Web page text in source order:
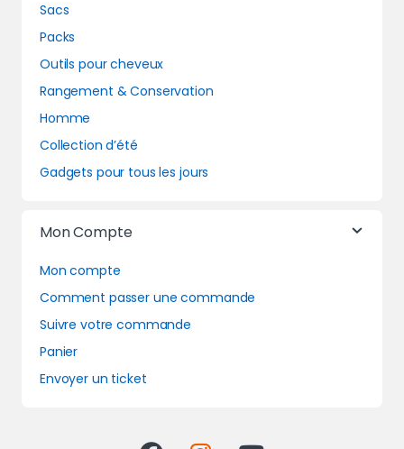
Sacs
Packs
Outils pour cheveux
Rangement & Conservation
Homme
Collection d’été
Gadgets pour tous les jours
Mon Compte
Mon compte
Comment passer une commande
Suivre votre commande
Panier
Envoyer un ticket